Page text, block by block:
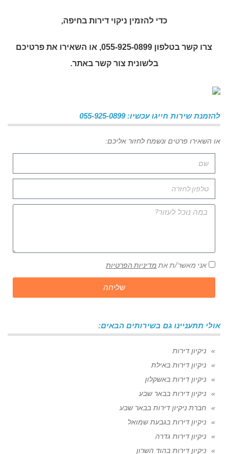
כדי להזמין ניקוי דירות בחיפה,
צרו קשר בטלפון 055-925-0899, או השאירו את פרטיכם
בלשונית צור קשר באתר.
להזמנת שירות חייגו עכשיו: 055-925-0899
או השאירו פרטים ונשמח לחזור אליכם:
אני מאשר/ת את מדיניות הפרטיות
שליחה
אולי תתעניינו גם בשירותים הבאים:
ניקיון דירות
ניקיון דירות באילת
ניקיון דירות באשקלון
ניקיון דירות בבאר שבע
חברת ניקיון דירות בבאר שבע
ניקיון דירות בגבעת שמואל
ניקיון דירות גדרה
ניקיון דירות בהוד השרון